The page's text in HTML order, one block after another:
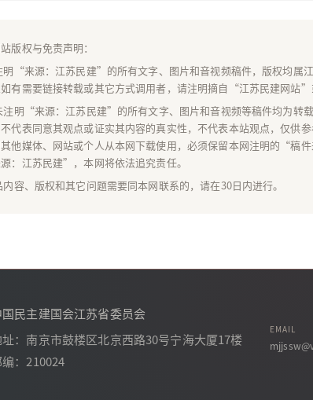
版权与免责声明：
“来源：江苏民建”的所有文字、图片和音视频稿件，版权均属江
有需要链接转载或其它方式调用者，请注明摘自“江苏民建网站”
明“来源：江苏民建”的所有文字、图片和音视频等稿件均为转
代表同意其观点或证实其内容的真实性，不代表本站观点，仅供
他媒体、网站或个人从本网下载使用，必须保留本网注明的“稿
：江苏民建”，本网将依法追究责任。
容、版权和其它问题需要同本网联系的，请在30日内进行。
国民主建国会江苏省委员会
：南京市鼓楼区北京西路30号宁海大厦17楼
编：210024
EMAIL